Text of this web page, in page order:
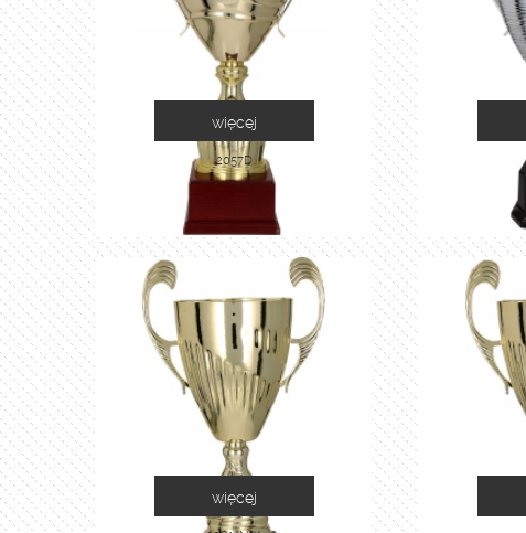
2057D
więcej
więcej